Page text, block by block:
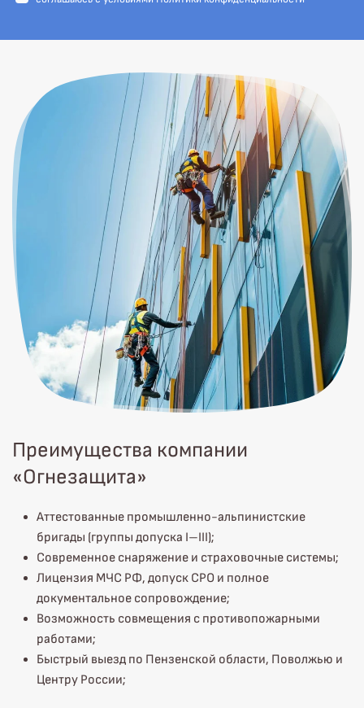
Преимущества компании
«Огнезащита»
Аттестованные промышленно-альпинистские
бригады (группы допуска I–III);
Современное снаряжение и страховочные системы;
Лицензия МЧС РФ, допуск СРО и полное
документальное сопровождение;
Возможность совмещения с противопожарными
работами;
Быстрый выезд по Пензенской области, Поволжью и
Центру России;